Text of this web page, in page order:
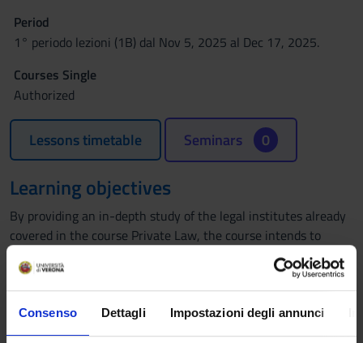
Consenso Dettagli Impostazioni degli annunci
Period
1° periodo lezioni (1B) dal Nov 5, 2025 al Dec 17, 2025.
Courses Single
Authorized
Lessons timetable Seminars 0
Learning objectives
By providing an in-depth study of the legal institutes already
covered in the course Private Law, the course intends to
provide students with the ability to face and solve legal issues
(even if complex and / or new) on civil liability, also providing
them with the knowledge required to identify and accurately
apply the legal sources and arguments (both scholars’
opinions and case law) relevant to this field of the law.